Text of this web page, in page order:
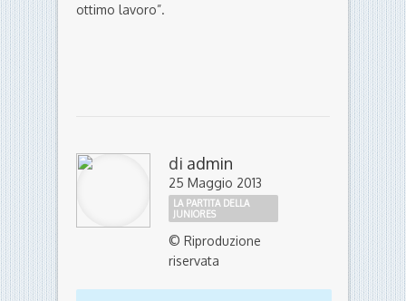
ottimo lavoro”.
di admin
25 Maggio 2013
LA PARTITA DELLA
JUNIORES
© Riproduzione
riservata